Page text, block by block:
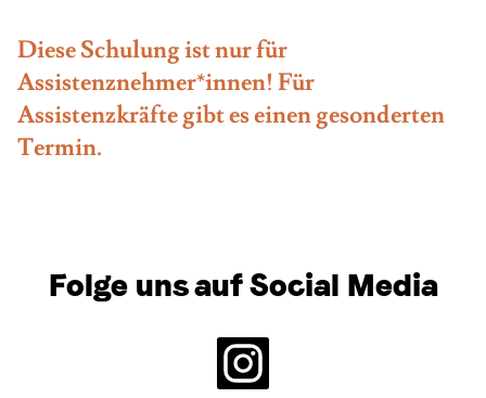
Diese Schulung ist nur für
Assistenznehmer*innen! Für
Assistenzkräfte gibt es einen gesonderten
Termin.
Folge uns auf Social Media